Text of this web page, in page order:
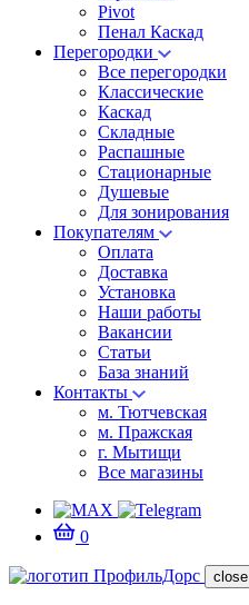
Pivot
Пенал Каскад
Перегородки
Все перегородки
Классические
Каскад
Складные
Распашные
Стационарные
Душевые
Для зонирования
Покупателям
Оплата
Доставка
Установка
Наши работы
Вакансии
Статьи
База знаний
Контакты
м. Тютчевская
м. Пражская
г. Мытищи
Все магазины
0
close